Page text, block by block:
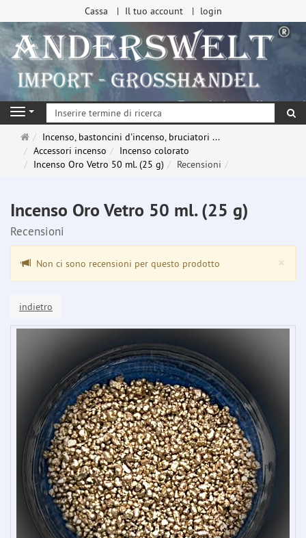
Cassa Il tuo account login
Navigation
Pagina
principale
Incenso, bastoncini d'incenso, bruciatori ...
Accessori incenso
Incenso colorato
Incenso Oro Vetro 50 ml. (25 g)
Recensioni
Incenso Oro Vetro 50 ml. (25 g)
Recensioni
×
Non ci sono recensioni per questo prodotto
indietro